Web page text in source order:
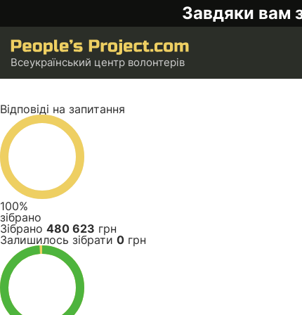
Завдяки вам
Всеукраїнський центр волонтерів
Відповіді на запитання
100%
зібрано
Зібрано 480 623 грн
Залишилось зібрати 0 грн